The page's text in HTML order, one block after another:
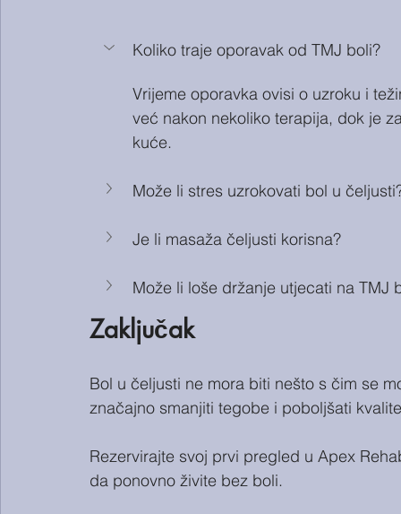
Koliko traje oporavak od TMJ boli?
Vrijeme oporavka ovisi o uzroku i
već nakon nekoliko terapija, dok je
kuće.
Može li stres uzrokovati bol u
Je li masaža čeljusti korisna?
Može li loše držanje utjecati na TMJ
Zaključak
Bol u čeljusti ne mora biti nešto s čim se
značajno smanjiti tegobe i poboljšati
Rezervirajte svoj prvi pregled u Apex
da ponovno živite bez boli.